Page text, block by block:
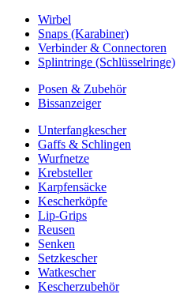
Wirbel
Snaps (Karabiner)
Verbinder & Connectoren
Splintringe (Schlüsselringe)
Posen & Zubehör
Bissanzeiger
Unterfangkescher
Gaffs & Schlingen
Wurfnetze
Krebsteller
Karpfensäcke
Kescherköpfe
Lip-Grips
Reusen
Senken
Setzkescher
Watkescher
Kescherzubehör